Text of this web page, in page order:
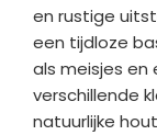
en rustige
een tijdloze
als meisjes
verschillende
natuurlijke